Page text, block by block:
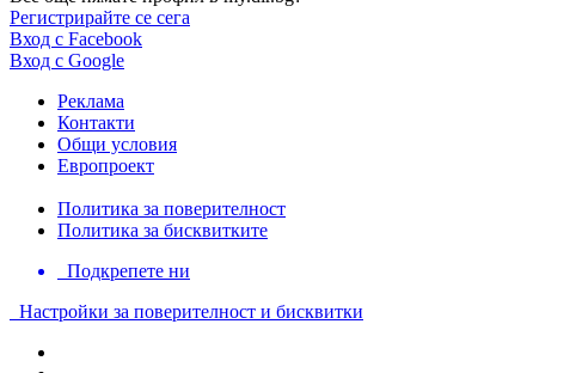
Регистрирайте се сега
Вход с Facebook
Вход с Google
Реклама
Контакти
Общи условия
Европроект
Политика за поверителност
Политика за бисквитките
Подкрепете ни
Настройки за поверителност и бисквитки